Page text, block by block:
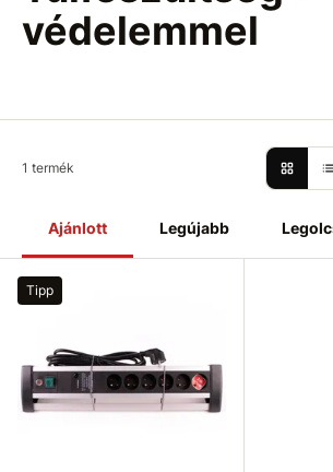
védelemmel
Ajánlott Legújabb
1 termék
Tipp